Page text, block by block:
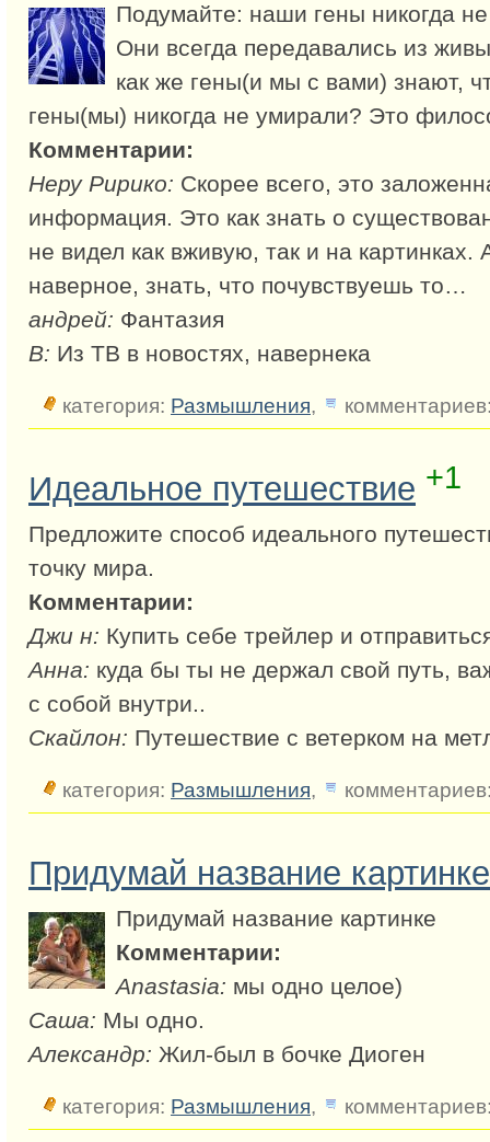
Подумайте: наши гены никогда
Они всегда передавались из
как же гены(и мы с вами) знают,
гены(мы) никогда не умирали? Это
Комментарии:
Неру Ририко: Скорее всего, это
информация. Это как знать о
не видел как вживую, так и на картинках.
наверное, знать, что почувствуешь то…
андрей: Фантазия
В: Из ТВ в новостях, навернека
категория: Размышления,
Идеальное путешествие +1
Предложите способ идеального
точку мира.
Комментарии:
Джи н: Купить себе трейлер и
Анна: куда бы ты не держал свой путь,
с собой внутри..
Скайлон: Путешествие с ветерком на
категория: Размышления,
Придумай название картинке
Придумай название картинке
Комментарии:
Anastasia: мы одно целое)
Саша: Мы одно.
Александр: Жил-был в бочке Диоген
категория: Размышления,